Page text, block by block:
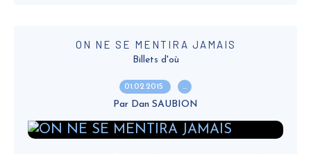
ON NE SE MENTIRA JAMAIS
Billets d'où
01.02.2015 …
Par Dan SAUBION